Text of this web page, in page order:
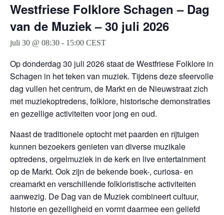
Westfriese Folklore Schagen – Dag
van de Muziek – 30 juli 2026
juli 30 @ 08:30 - 15:00 CEST
Op donderdag 30 juli 2026 staat de Westfriese Folklore in
Schagen in het teken van muziek. Tijdens deze sfeervolle
dag vullen het centrum, de Markt en de Nieuwstraat zich
met muziekoptredens, folklore, historische demonstraties
en gezellige activiteiten voor jong en oud.
Naast de traditionele optocht met paarden en rijtuigen
kunnen bezoekers genieten van diverse muzikale
optredens, orgelmuziek in de kerk en live entertainment
op de Markt. Ook zijn de bekende boek-, curiosa- en
creamarkt en verschillende folkloristische activiteiten
aanwezig. De Dag van de Muziek combineert cultuur,
historie en gezelligheid en vormt daarmee een geliefd